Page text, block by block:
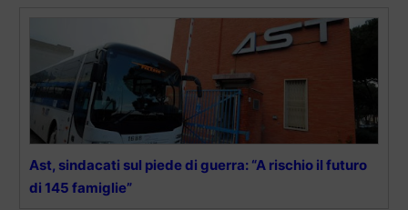
Ast, sindacati sul piede di guerra: “A rischio il futuro
di 145 famiglie”